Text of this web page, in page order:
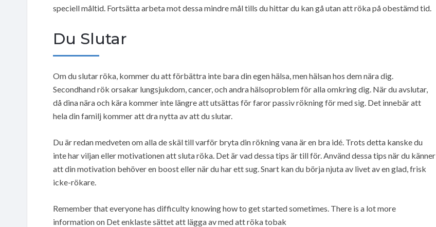
speciell måltid. Fortsätta arbeta mot dessa mindre mål tills du hittar du kan gå utan att röka på obestämd tid.
Du Slutar
Om du slutar röka, kommer du att förbättra inte bara din egen hälsa, men hälsan hos dem nära dig.
Secondhand rök orsakar lungsjukdom, cancer, och andra hälsoproblem för alla omkring dig. När du avslutar,
då dina nära och kära kommer inte längre att utsättas för faror passiv rökning för med sig. Det innebär att
hela din familj kommer att dra nytta av att du slutar.
Du är redan medveten om alla de skäl till varför bryta din rökning vana är en bra idé. Trots detta kanske du
inte har viljan eller motivationen att sluta röka. Det är vad dessa tips är till för. Använd dessa tips när du känner
att din motivation behöver en boost eller när du har ett sug. Snart kan du börja njuta av livet av en glad, frisk
icke-rökare.
Remember that everyone has difficulty knowing how to get started sometimes. There is a lot more
information on Det enklaste sättet att lägga av med att röka tobak